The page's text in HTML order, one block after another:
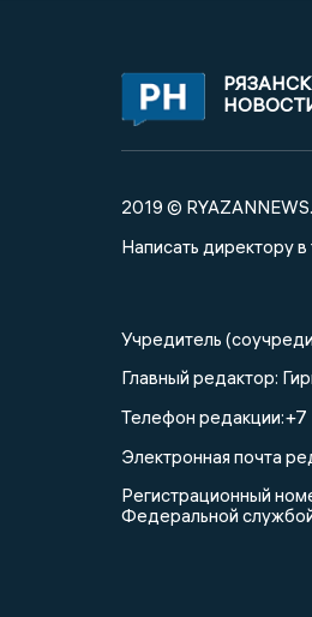
2019 ©
Написать директору в
Учредитель
Главный редактор:
Телефон редакции:
Электронная почта
Регистрационный
Федеральной